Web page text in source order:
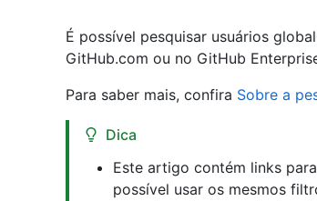
É possível pesquisar usuários
GitHub.com ou no GitHub
Para saber mais, confira Sobre a
Dica
Este artigo contém links
possível usar os mesmos